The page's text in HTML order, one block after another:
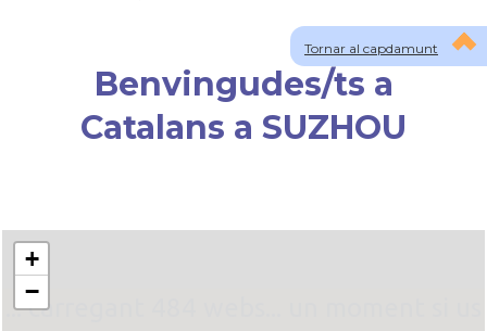
Tornar al capdamunt
Benvingudes/ts a
Catalans a SUZHOU
... carregant 484 webs... un moment si us
+
−